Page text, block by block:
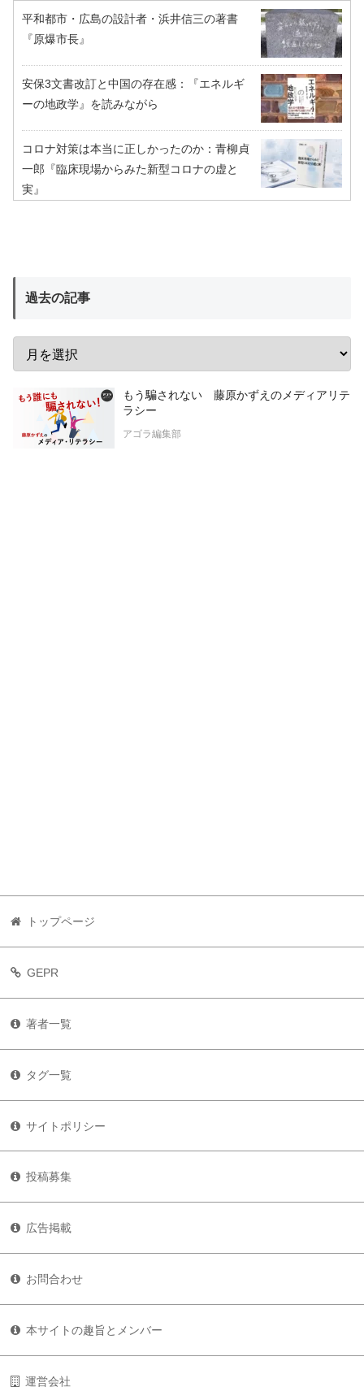
平和都市・広島の設計者・浜井信三の著書
『原爆市長』
安保3文書改訂と中国の存在感：『エネルギ
ーの地政学』を読みながら
コロナ対策は本当に正しかったのか：青柳貞
一郎『臨床現場からみた新型コロナの虚と
実』
過去の記事
もう騙されない 藤原かずえのメディアリテ
ラシー
アゴラ編集部
トップページ
GEPR
著者一覧
タグ一覧
サイトポリシー
投稿募集
広告掲載
お問合わせ
本サイトの趣旨とメンバー
運営会社